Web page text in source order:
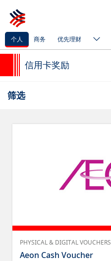
个人 商务 优先理财
信用卡奖励
筛选
PHYSICAL & DIGITAL VOUCHERS
Aeon Cash Voucher